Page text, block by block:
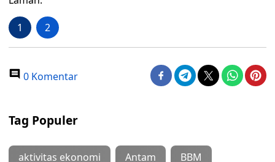
1 2
0 Komentar
Tag Populer
aktivitas ekonomi Antam BBM